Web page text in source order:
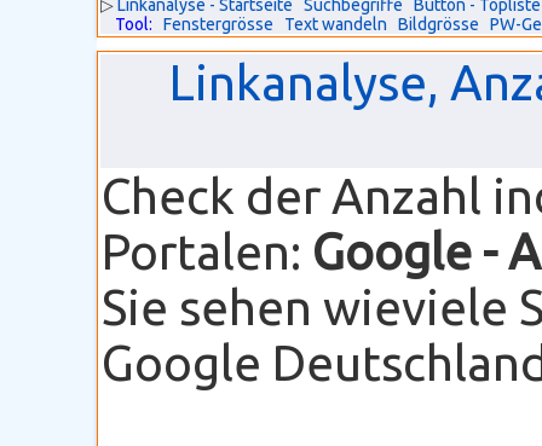
▷Linkanalyse - Startseite Suchbegriffe
Button - Topliste
Tool:
Fenstergrösse Text wandeln Bildgrösse PW-
Linkanalyse,
Check der Anzahl
Portalen: Google -
Sie sehen wieviele
Google